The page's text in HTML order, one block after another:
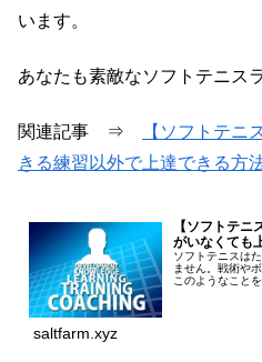
います。
あなたも素敵なソフトテニス
関連記事 ⇒
【ソフトテニ
きる練習以外で上達できる方
【ソフトテ
がいなくても
ソフトテニスは
ません。戦術や
このようなこと
saltfarm.xyz